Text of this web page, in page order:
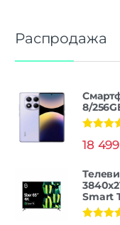
Распродажа
8/
из 5
18 499
Smart